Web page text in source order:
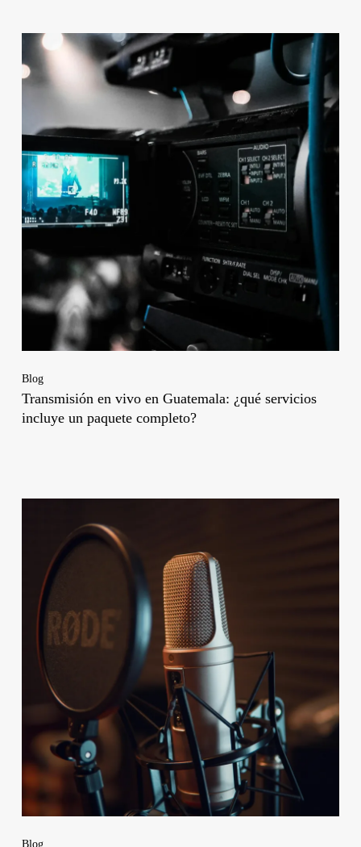
Blog
Transmisión en vivo en Guatemala: ¿qué servicios
incluye un paquete completo?
Blog